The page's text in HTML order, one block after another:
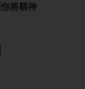
將精神